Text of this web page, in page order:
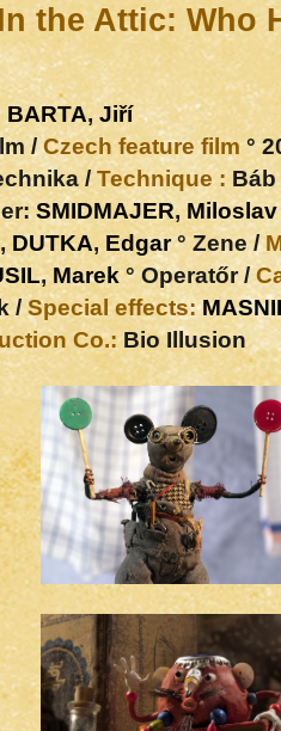
the Attic: Who
BARTA,Jiří
/Czech feature film°
/Technique :
SMIDMAJER, Miloslav
, DUTKA,Edgar° Zene /
,Marek° Operatőr /
/Special effects:
Co.:Bio Illusion